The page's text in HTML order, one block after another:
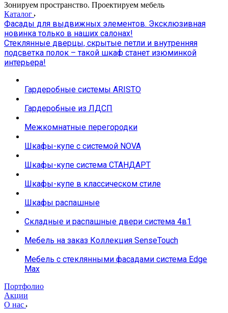
Зонируем пространство. Проектируем мебель
Каталог
Фасады для выдвижных элементов. Эксклюзивная
новинка только в наших салонах!
Стеклянные дверцы, скрытые петли и внутренняя
подсветка полок – такой шкаф станет изюминкой
интерьера!
Гардеробные системы ARISTO
Гардеробные из ЛДСП
Межкомнатные перегородки
Шкафы-купе с системой NOVA
Шкафы-купе система СТАНДАРТ
Шкафы-купе в классическом стиле
Шкафы распашные
Складные и распашные двери система 4в1
Мебель на заказ Коллекция SenseTouch
Мебель с стеклянными фасадами система Edge
Max
Портфолио
Акции
О нас